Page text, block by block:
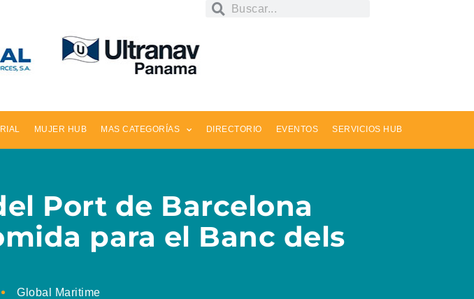
MUJER HUB MAS CATEGORÍAS DIRECTORIO EVENTOS SERVICIOS HUB
Port de Barcelona
para el Banc dels
Global Maritime